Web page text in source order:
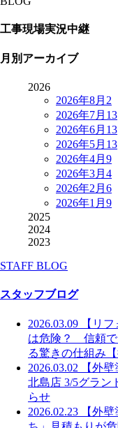
工事現場実況中継
月別アーカイブ
2026
2026年8月 2
2026年7月 13
2026年6月 13
2026年5月 13
2026年4月 9
2026年3月 4
2026年2月 6
2026年1月 9
2025
2024
2023
STAFF BLOG
スタッフブログ
2026.03.09
【リ
は危険？ 信頼
る驚きの仕組み
2026.03.02
【外
北島店 3/5グラン
らせ
2026.02.23
【外